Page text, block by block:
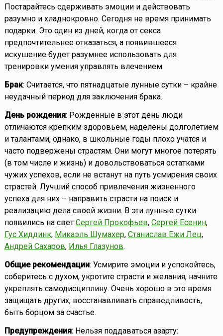
Постарайтесь сдерживать эмоции и действовать
разумно и хладнокровно. Сегодня не время принимать
подарки. Это один из дней, когда от секса
предпочтительнее отказаться, а появившееся
искушение будет разумнее использовать для
тренировки умения управлять влечением.
Брак: Считается, что пятнадцатые лунные сутки – крайне
неудачный период для заключения брака.
День рождения: Рожденные в этот день люди
отличаются крепким здоровьем, наделены долголетием
и талантами, однако, в школьные годы плохо учатся и
часто подвержены страстям. Они могут многое потерять
(в том числе и жизнь) и довольствоваться остатками
чужих успехов, если не встанут на путь усмирения своих
страстей. Лучший способ привлечения жизненного
успеха для них – направить страсти на поиск и
реализацию дела своей жизни. В эти лунные сутки
появились на свет Сергей Прокофьев, Сергей Есенин,
Гус Хиддинк, Микаэль Шумахер, Станислав Ежи Лец,
Андрей Сахаров, Илья Глазунов.
Общие рекомендации: Усмирите эмоции и успокойтесь,
соберитесь с духом, укротите страсти и желания, начните
укреплять самодисциплину. Очень хорошо в это время
защищать других, восстанавливать справедливость,
быть борцом за счастье.
Предупреждения: Нельзя поддаваться азарту: